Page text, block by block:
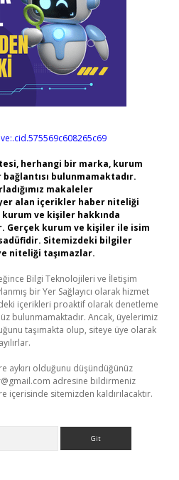
herhangi bir marka, kurum
bulunmamaktadır.
makaleler
alan içerikler haber niteliği
ve kişiler hakkında
Gerçek kurum ve kişiler ile isim
Sitemizdeki bilgiler
niteliği taşımazlar.
Bilgi Teknolojileri ve İletişim
bir Yer Sağlayıcı olarak hizmet
içerikleri proaktif olarak denetleme
bulunmamaktadır. Ancak, üyelerimiz
taşımakta olup, siteye üye olarak
aykırı olduğunu düşündüğünüz
adresine bildirmeniz
içerisinde sitemizden kaldırılacaktır.